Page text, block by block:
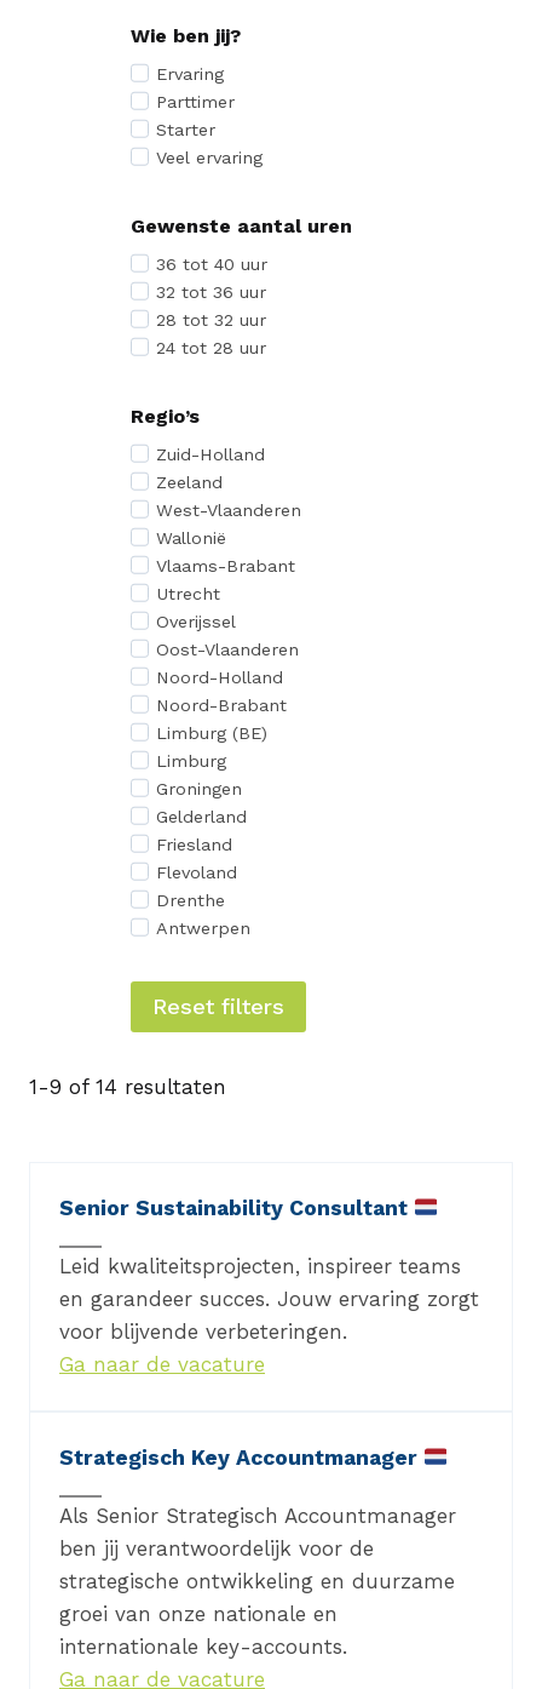
Wie ben jij?
Ervaring
Parttimer
Starter
Veel ervaring
Gewenste aantal uren
36 tot 40 uur
32 tot 36 uur
28 tot 32 uur
24 tot 28 uur
Regio’s
Zuid-Holland
Zeeland
West-Vlaanderen
Wallonië
Vlaams-Brabant
Utrecht
Overijssel
Oost-Vlaanderen
Noord-Holland
Noord-Brabant
Limburg (BE)
Limburg
Groningen
Gelderland
Friesland
Flevoland
Drenthe
Antwerpen
Reset filters
1-9 of 14 resultaten
Senior Sustainability Consultant
Leid kwaliteitsprojecten, inspireer teams
en garandeer succes. Jouw ervaring zorgt
voor blijvende verbeteringen.
Ga naar de vacature
Strategisch Key Accountmanager
Als Senior Strategisch Accountmanager
ben jij verantwoordelijk voor de
strategische ontwikkeling en duurzame
groei van onze nationale en
internationale key-accounts.
Ga naar de vacature